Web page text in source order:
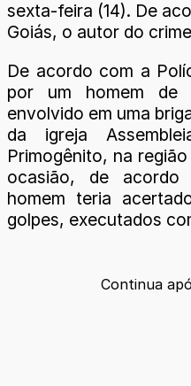
sexta-feira (14). De
Goiás, o autor do
De acordo com a
por um homem
envolvido em uma
da igreja
Primogênito, na
ocasião, de
homem teria
golpes, executados
Continua